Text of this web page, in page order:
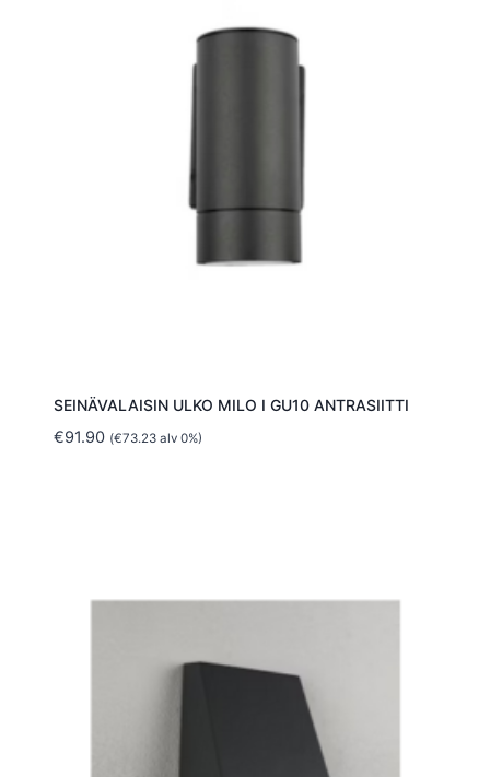
SEINÄVALAISIN ULKO MILO I GU10 ANTRASIITTI
€91.90 (€73.23alv 0%)